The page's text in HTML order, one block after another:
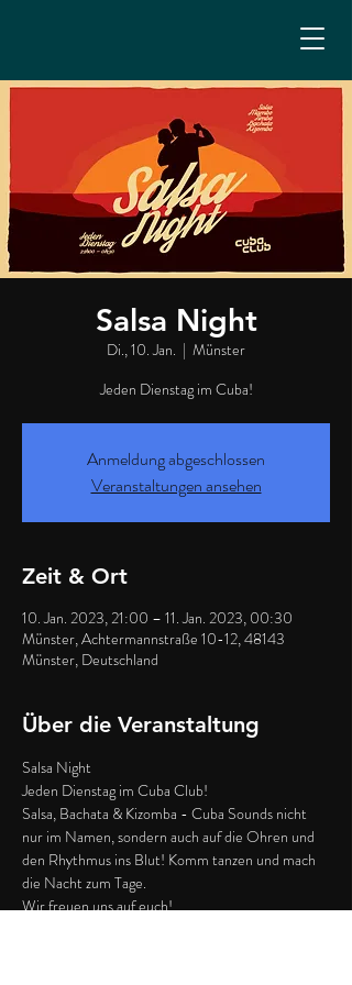
Salsa Night
Di., 10. Jan.
  |
Münster
Jeden Dienstag im Cuba!
Anmeldung abgeschlossen
Veranstaltungen ansehen
Zeit & Ort
10. Jan. 2023, 21:00 – 11. Jan. 2023, 00:30
Münster, Achtermannstraße 10-12, 48143
Münster, Deutschland
Über die Veranstaltung
Salsa Night
Jeden Dienstag im Cuba Club!
Salsa, Bachata & Kizomba - Cuba Sounds nicht
nur im Namen, sondern auch auf die Ohren und
den Rhythmus ins Blut! Komm tanzen und mach
die Nacht zum Tage.
Wir freuen uns auf euch!